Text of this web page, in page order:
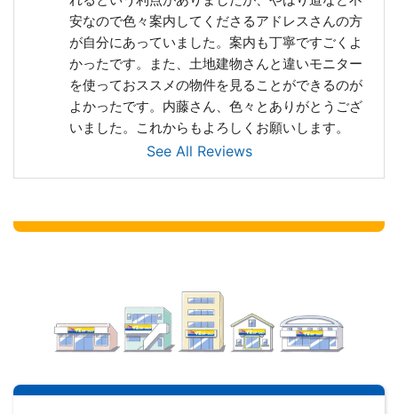
安なので色々案内してくださるアドレスさんの方
が自分にあっていました。案内も丁寧ですごくよ
かったです。また、土地建物さんと違いモニター
を使っておススメの物件を見ることができるのが
よかったです。内藤さん、色々とありがとうござ
いました。これからもよろしくお願いします。
See All Reviews